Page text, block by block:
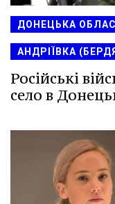
ДОНЕЦЬКА
АНДРІЇВКА
Російські
село в